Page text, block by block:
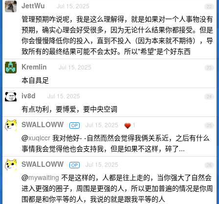
22
JettWu Jul 15, 2025
管理预期咋说呢，我是这么理解得，就是如果对一个人事物没有
预期，确实心理会好受很多，因为无论什么结果你都接受。但是
你会慢慢降低你的投入，直到不投入（因为本来就不期待），导
致所有的最终结果可能不会太好。所以"希望"是个好东西
23
Kremlin Jul 15, 2025
本自具足
24
iv8d Jul 15, 2025
有点功利，要博爱，要中央空调
25
SWALLOWW OP Jul 15, 2025 1
@xuqiccr 我对他好- -自然而然会觉得我俩关系近，之后有什么
事情我会觉得他也会支持我，但是如果不这样，碎了...
26
SWALLOWW OP Jul 15, 2025
@mywaiting 不是这样的，人都是往上走的，当你强大了自然会
进入更强的圈子，周围是更强的人，所以更加普遍的情况是你周
围都是和你平等的人，我说的就是跟我平等的人